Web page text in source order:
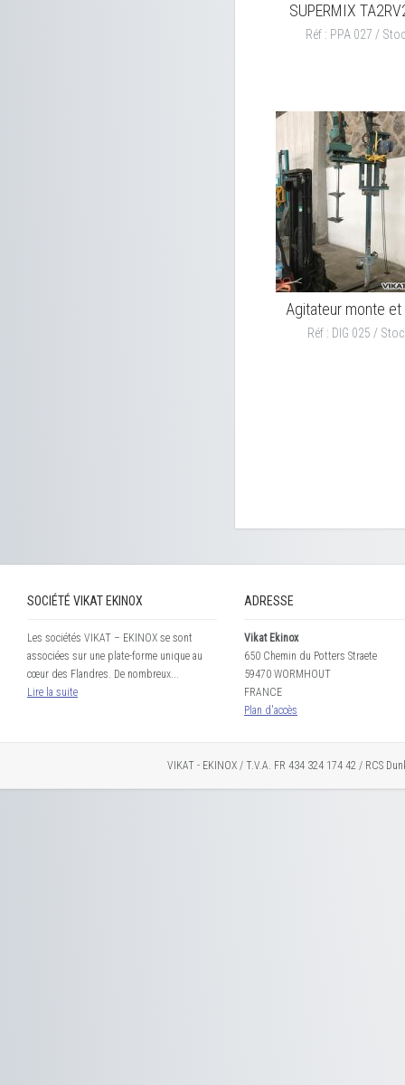
SUPERMIX
Réf : PPA 027 /
Agitateur monte
Réf : DIG 025 /
SOCIÉTÉ VIKAT EKINOX
Les sociétés VIKAT – EKINOX se sont
associées sur une plate-forme unique au
cœur des Flandres. De nombreux...
Lire la suite
ADRESSE
Vikat Ekinox
650 Chemin du Potters Straete
59470 WORMHOUT
FRANCE
Plan d'accès
VIKAT - EKINOX / T.V.A. FR 434 324 174 42 / RCS